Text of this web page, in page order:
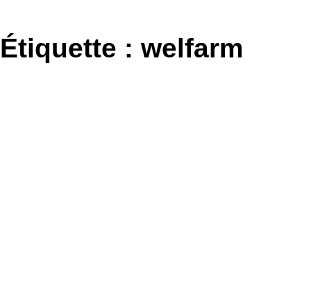
au
contenu
Étiquette : welfarm